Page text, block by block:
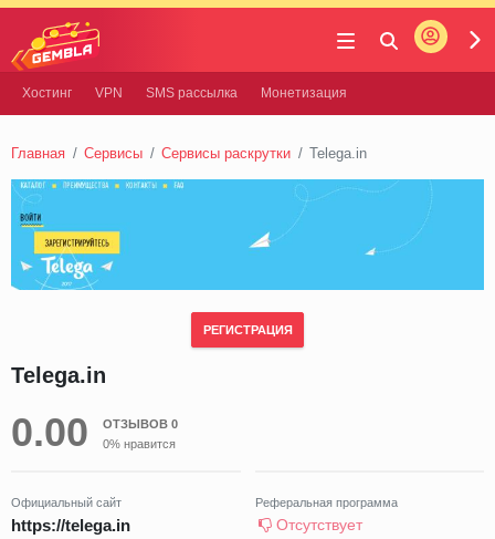
Gembla
Войти
Хостинг VPN SMS рассылка Монетизация
Главная Сервисы Сервисы раскрутки Telega.in
Telega.in
0.00
ОТЗЫВОВ 0
0% нравится
Официальный сайт
https://telega.in
Реферальная программа
Отсутствует
РЕГИСТРАЦИЯ